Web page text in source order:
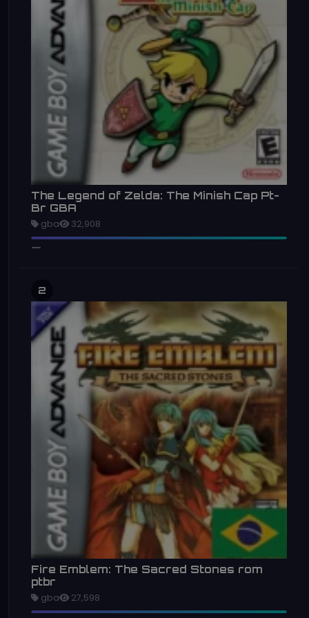
The Legend of Zelda: The Minish Cap Pt-
Br GBA
gba 32,908
2
Fire Emblem: The Sacred Stones rom
ptbr
gba 27,598